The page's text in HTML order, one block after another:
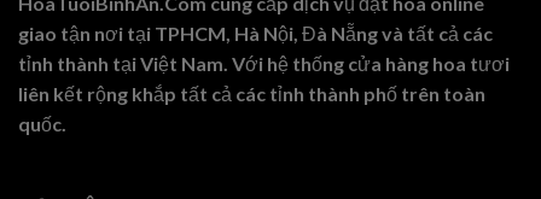
giao tận nơi tại TPHCM, Hà Nội, Đà Nẵng và tất cả các
tỉnh thành tại Việt Nam. Với hệ thống cửa hàng hoa tươi
liên kết rộng khắp tất cả các tỉnh thành phố trên toàn
quốc.